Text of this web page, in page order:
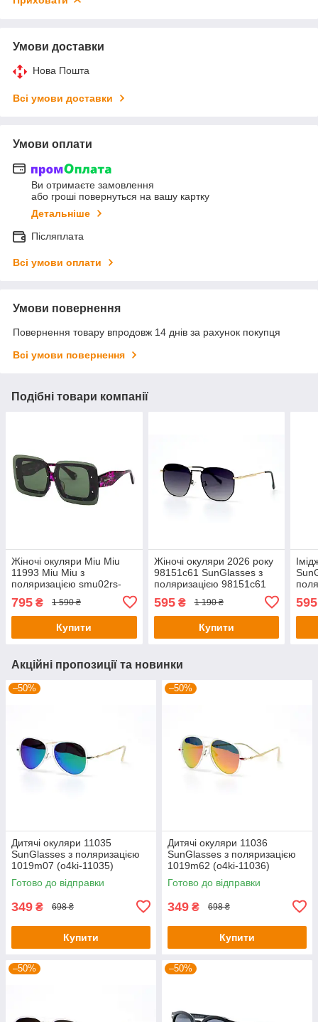
Умови доставки
Нова Пошта
Всі умови доставки
Умови оплати
Ви отримаєте замовлення
або гроші повернуться на вашу картку
Детальніше
Післяплата
Всі умови оплати
Умови повернення
Повернення товару впродовж 14 днів за рахунок покупця
Всі умови повернення
Подібні товари компанії
Жіночі окуляри Miu Miu
11993 Miu Miu з
поляризацією smu02rs-
795 ₴ 1 590 ₴
Купити
Жіночі окуляри 2026 року
98151c61 SunGlasses з
поляризацією 98151c61
595₴ 1 190 ₴
Купити
595
Акційні пропозиції та новинки
–50%
Дитячі окуляри 11035
SunGlasses з поляризацією
1019m07 (o4ki-11035)
Готово до відправки
349 ₴ 698 ₴
Купити
–50%
Дитячі окуляри 11036
SunGlasses з поляризацією
1019m62 (o4ki-11036)
Готово до відправки
349 ₴ 698 ₴
Купити
–50% –50%